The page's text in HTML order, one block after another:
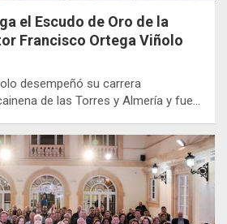
el Escudo de Oro de la
Francisco Ortega Viñolo
desempeñó su carrera
de las Torres y Almería y fue…